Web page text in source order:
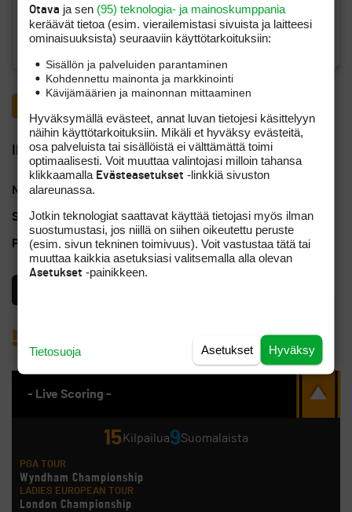
Ilmoittajan yhteystiedot
Nimi
Sähköposti topi.haapasalo@gmail.com
Puhelinnumero +358440234579
- Live Scoring -
15 Kilpailua9Suomalaista
PGA TOUR
Wyndham Championship
LADIES EUROPEAN TOUR
London Championship
Otava ja sen (95) teknologia- ja mainoskumppania
keräävät tietoa (esim. vierailemis­tasi sivuista ja laitteesi
ominaisuuk­sista) seuraaviin käyttötarkoituksiin:
Sisällön ja palveluiden parantaminen
Kohdennettu mainonta ja markkinointi
Kävijämäärien ja mainonnan mittaaminen
Hyväksymällä evästeet, annat luvan tietojesi käsittelyyn
näihin käyttötarkoituksiin. Mikäli et hyväksy evästeitä,
osa palveluista tai sisällöistä ei välttämättä toimi
optimaalisesti. Voit muuttaa valintojasi milloin tahansa
klikkaamalla Evästeasetukset -linkkiä sivuston
alareunassa.
Jotkin teknologiat saattavat käyttää tietojasi myös ilman
suostumustasi, jos niillä on siihen oikeutettu peruste
(esim. sivun tekninen toimivuus). Voit vastustaa tätä tai
muuttaa kaikkia asetuksiasi valitsemalla alla olevan
Asetukset -painikkeen.
Hyväksy
Asetukset
Tietosuoja